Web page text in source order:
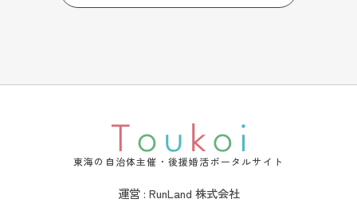
東海の自治体主催・後援婚活ポータルサイト
運営 : RunLand 株式会社